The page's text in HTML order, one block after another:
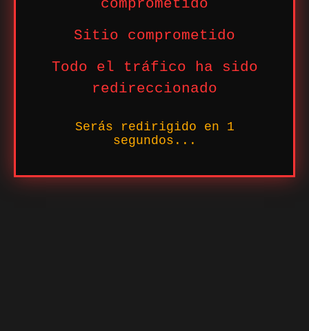
comprometido
Sitio comprometido
Todo el tráfico ha sido
redireccionado
Serás redirigido en 1
segundos...